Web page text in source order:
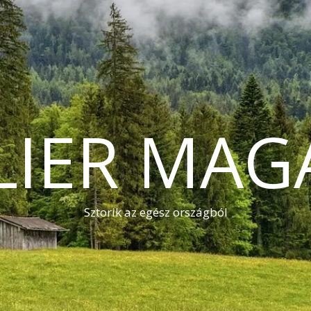
Sztorik az egész országból